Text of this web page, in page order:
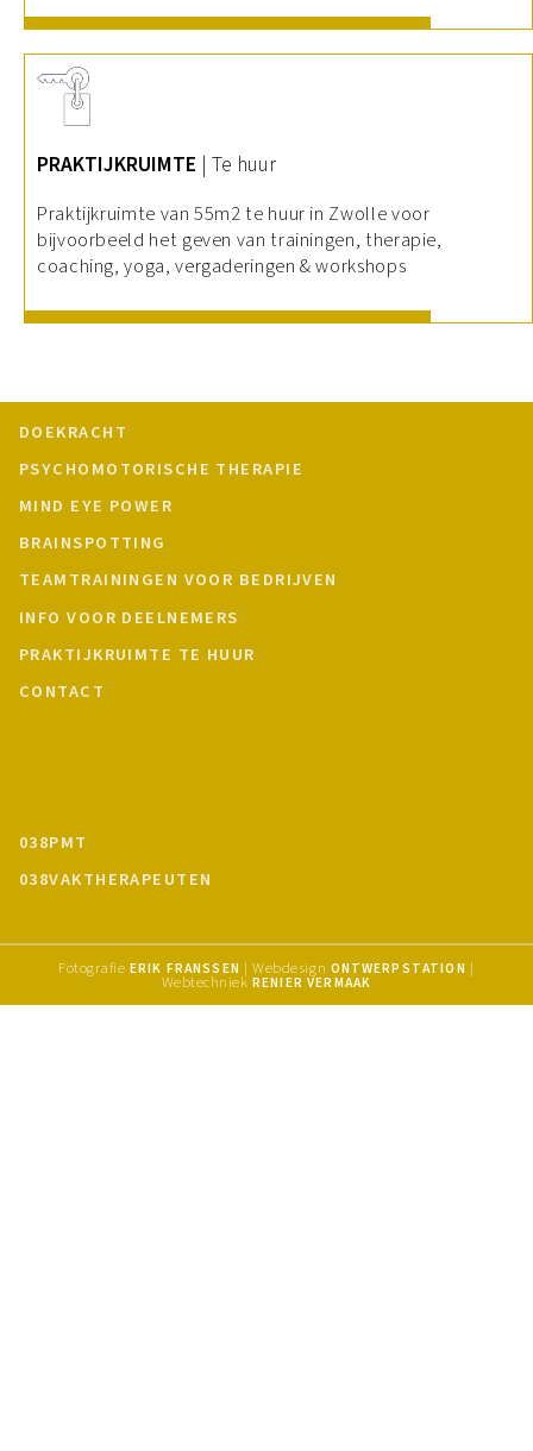
PRAKTIJKRUIMTE | Te huur
Praktijkruimte van 55m2 te huur in Zwolle voor
bijvoorbeeld het geven van trainingen, therapie,
coaching, yoga, vergaderingen & workshops
DOEKRACHT
PSYCHOMOTORISCHE THERAPIE
MIND EYE POWER
BRAINSPOTTING
TEAMTRAININGEN VOOR BEDRIJVEN
INFO VOOR DEELNEMERS
PRAKTIJKRUIMTE TE HUUR
CONTACT
038PMT
038VAKTHERAPEUTEN
Fotografie ERIK FRANSSEN | Webdesign ONTWERPSTATION |
Webtechniek RENIER VERMAAK